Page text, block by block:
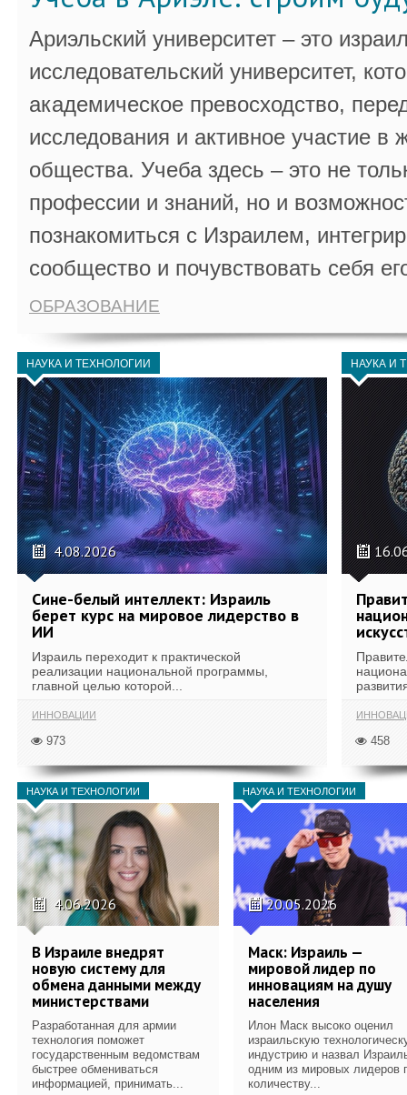
Ариэльский университет – это
исследовательский университет,
академическое превосходство,
исследования и активное участие в
общества. Учеба здесь – это не
профессии и знаний, но и
познакомиться с Израилем,
сообщество и почувствовать себя
ОБРАЗОВАНИЕ
НАУКА И ТЕХНОЛОГИИ
4.08.2026
Сине-белый интеллект: Израиль
берет курс на мировое лидерство в
ИИ
Израиль переходит к практической
реализации национальной программы,
главной целью которой...
ИННОВАЦИИ
973
НАУКА И
458
НАУКА И ТЕХНОЛОГИИ
4.06.2026
В Израиле внедрят
новую систему для
обмена данными между
министерствами
Разработанная для армии
технология поможет
государственным ведомствам
быстрее обмениваться
информацией, принимать...
НАУКА И ТЕХНОЛОГИИ
20.05.2026
Маск: Израиль —
мировой лидер по
инновациям на душу
населения
Илон Маск высоко оценил
израильскую
индустрию и назвал
одним из мировых лидеров
количеству...